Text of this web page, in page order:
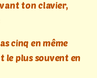
ton clavier,
cinq en même
le plus souvent en